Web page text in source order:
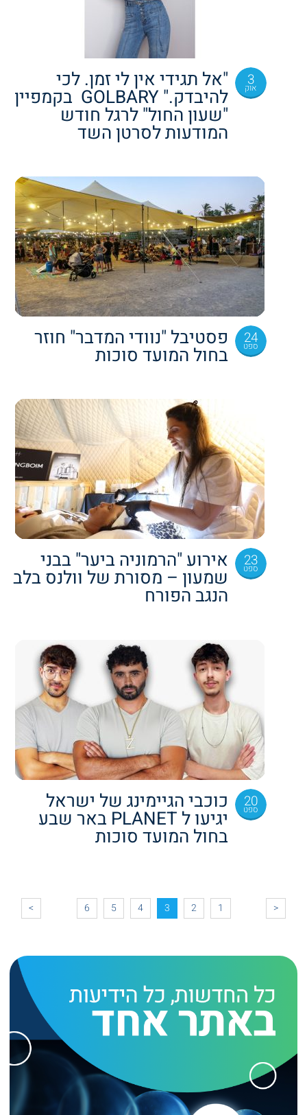
3
אוק "אל תגידי אין לי זמן. לכי
להיבדק." GOLBARY בקמפיין
"שעון החול" לרגל חודש
המודעות לסרטן השד
24
ספט פסטיבל "נוודי המדבר" חוזר
בחול המועד סוכות
23
ספט אירוע "הרמוניה ביער" בבני
שמעון – מסורת של וולנס בלב
הנגב הפורח
20
ספט כוכבי הגיימינג של ישראל
יגיעו ל PLANET באר שבע
בחול המועד סוכות
<
1
2
3
4
5
6
>